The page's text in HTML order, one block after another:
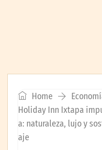
Home
Holiday Inn Ixtapa
a: naturaleza, lujo y
aje